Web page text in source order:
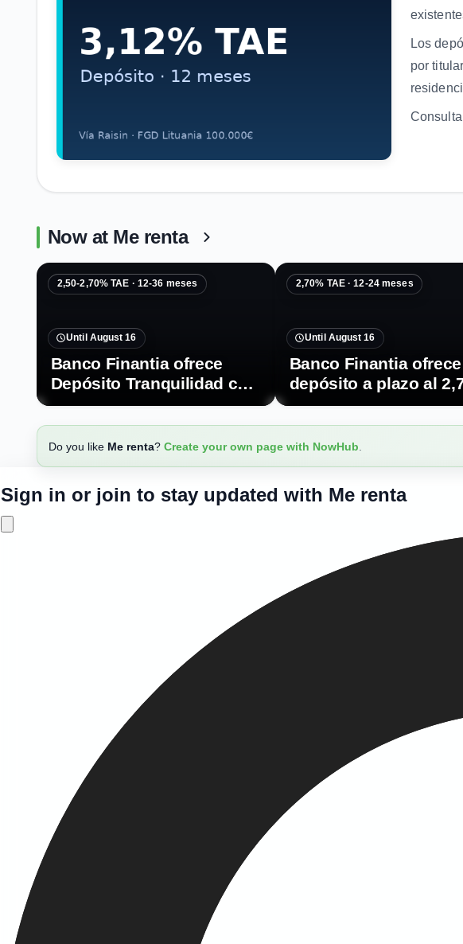
Los
por
Now at Me renta
2,50-2,70% TAE · 12-36 meses
Until August 16
Banco Finantia ofrece
Depósito Tranquilidad con
hasta 2,70% TAE
2,70% TAE · 12-24 meses
Until August 16
Banco Finantia ofrece
depósito a plazo al
TAE
Do you like Me renta? Create your own page with NowHub
Sign in or join to stay updated with Me renta